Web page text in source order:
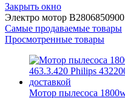
Закрыть окно
Электро мотор B2806850900
Самые продаваемые товары
Просмотренные товары
Мотор пылесоса